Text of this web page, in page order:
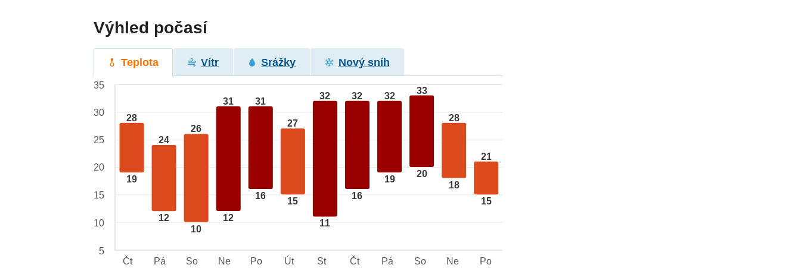
Výhled počasí
Teplota Vítr Srážky Nový sníh
28
19
24
12
26
10
31
12
31
16
27
15
32
11
32
16
32
19
33
20
28
18
21
15
35
30
25
20
15
10
5
Čt
Pá So Ne Po Út St Čt Pá So Ne Po